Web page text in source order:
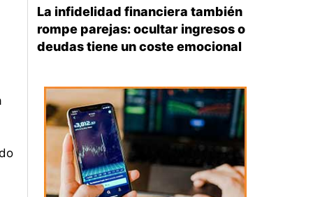
La infidelidad financiera también
rompe parejas: ocultar ingresos o
deudas tiene un coste emocional